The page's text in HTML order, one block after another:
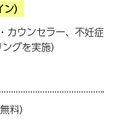
）
カウンセラー、不妊症
グを実施）
料）